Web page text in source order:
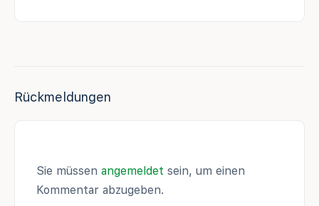
Rückmeldungen
Sie müssen angemeldet sein, um einen
Kommentar abzugeben.